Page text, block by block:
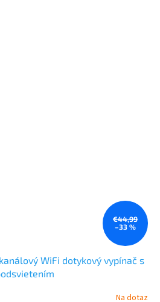
€44,99
–33 %
WiFi dotykový vypínač s
Na dotaz